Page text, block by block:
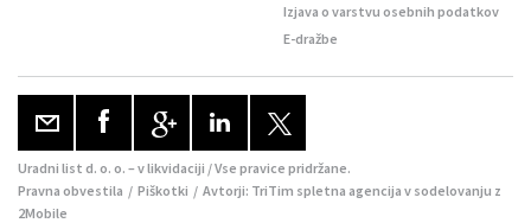
Izjava o varstvu osebnih podatkov
E-dražbe
Uradni list d. o. o. – v likvidaciji / Vse pravice pridržane.
Pravna obvestila / Piškotki / Avtorji: TriTim spletna agencija v sodelovanju z
2Mobile